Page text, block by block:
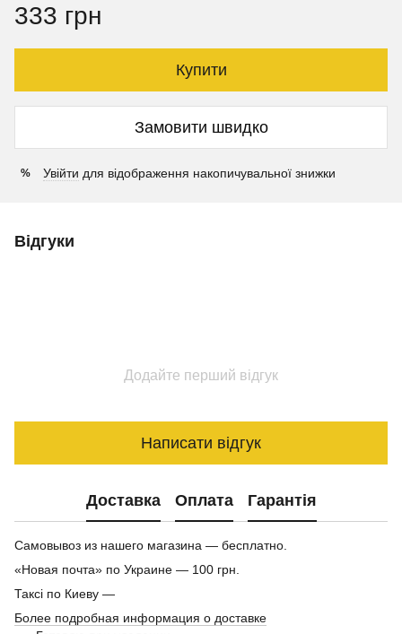
333 грн
Купити
Замовити швидко
% Увійти для відображення накопичувальної знижки
Відгуки
Додайте перший відгук
Написати відгук
Доставка Оплата Гарантія
Самовывоз из нашего магазина — бесплатно.
«Новая почта» по Украине — 100 грн.
Таксі по Киеву —
Более подробная информация о доставке